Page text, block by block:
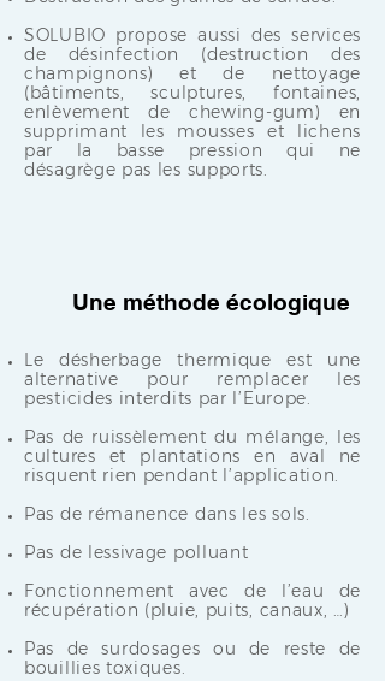
SOLUBIO propose aussi des services
de désinfection (destruction des
champignons) et de nettoyage
(bâtiments, sculptures, fontaines,
enlèvement de chewing-gum) en
supprimant les mousses et lichens
par la basse pression qui ne
désagrège pas les supports.
Le désherbage thermique est une
alternative pour remplacer les
pesticides interdits par l’Europe.
Pas de ruissèlement du mélange, les
cultures et plantations en aval ne
risquent rien pendant l’application.
Pas de rémanence dans les sols.
Pas de lessivage polluant
Fonctionnement avec de l’eau de
récupération (pluie, puits, canaux, …)
Pas de surdosages ou de reste de
bouillies toxiques.
Une méthode écologique